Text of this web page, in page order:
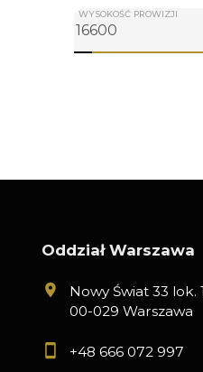
WYSOKOŚĆ PROWIZJI
Oddział Warszawa
Nowy Świat 33 lok.
00-029 Warszawa
+48 666 072 997